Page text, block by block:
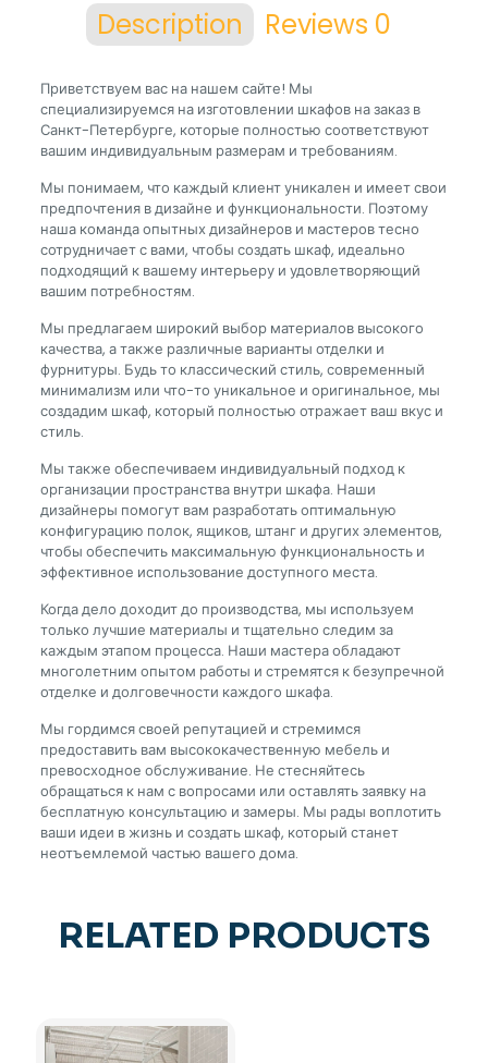
Description Reviews 0
Приветствуем вас на нашем сайте! Мы
специализируемся на изготовлении шкафов на заказ в
Санкт-Петербурге, которые полностью соответствуют
вашим индивидуальным размерам и требованиям.
Мы понимаем, что каждый клиент уникален и имеет свои
предпочтения в дизайне и функциональности. Поэтому
наша команда опытных дизайнеров и мастеров тесно
сотрудничает с вами, чтобы создать шкаф, идеально
подходящий к вашему интерьеру и удовлетворяющий
вашим потребностям.
Мы предлагаем широкий выбор материалов высокого
качества, а также различные варианты отделки и
фурнитуры. Будь то классический стиль, современный
минимализм или что-то уникальное и оригинальное, мы
создадим шкаф, который полностью отражает ваш вкус и
стиль.
Мы также обеспечиваем индивидуальный подход к
организации пространства внутри шкафа. Наши
дизайнеры помогут вам разработать оптимальную
конфигурацию полок, ящиков, штанг и других элементов,
чтобы обеспечить максимальную функциональность и
эффективное использование доступного места.
Когда дело доходит до производства, мы используем
только лучшие материалы и тщательно следим за
каждым этапом процесса. Наши мастера обладают
многолетним опытом работы и стремятся к безупречной
отделке и долговечности каждого шкафа.
Мы гордимся своей репутацией и стремимся
предоставить вам высококачественную мебель и
превосходное обслуживание. Не стесняйтесь
обращаться к нам с вопросами или оставлять заявку на
бесплатную консультацию и замеры. Мы рады воплотить
ваши идеи в жизнь и создать шкаф, который станет
неотъемлемой частью вашего дома.
RELATED PRODUCTS